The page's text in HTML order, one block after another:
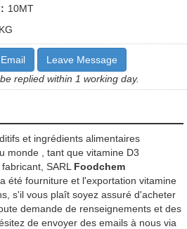
10MT
Leave Message
replied within 1 working day.
et ingrédients alimentaires
monde , tant que vitamine D3
SARL Foodchem
a été fourniture et l'exportation vitamine
s'il vous plaît soyez assuré d'acheter
demande de renseignements et des
de envoyer des emails à nous via